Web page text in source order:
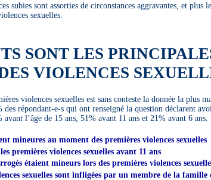
subies sont assorties de circonstances aggravantes, et plus
sexuelles.
SONT LES
VIOLENCES
violences sexuelles est sans conteste la donnée la plus
des répondant-e-s qui ont renseigné la question déclarent
avant l’âge de 15 ans, 51% avant 11 ans et 21% avant 6 ans.
mineures au moment des premières violences sexuelles
premières violences sexuelles avant 11 ans
étaient mineurs lors des premières violences
sexuelles sont infligées par un membre de la famille